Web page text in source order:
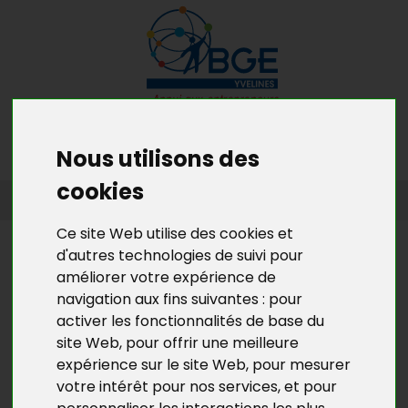
Nous utilisons des
cookies
Ce site Web utilise des cookies et
d'autres technologies de suivi pour
améliorer votre expérience de
navigation aux fins suivantes : pour
activer les fonctionnalités de base du
site Web, pour offrir une meilleure
expérience sur le site Web, pour mesurer
votre intérêt pour nos services,et pour
ACCUEIL>L’ACTU DE BGE YVELINES
L’ACTU DE BGE YVELINES
LA PÉPINIÈRE DE VERSAILLES: UNE
NOUVELLE OPPORTUNITÉ
D'IMPLANTATION
La Pépinière d’Entreprises de la Communauté